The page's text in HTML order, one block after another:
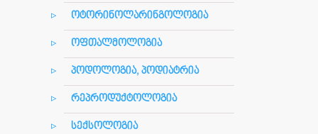
ოტორინოლარინგოლოგია
ოფთალმოლოგია
პოდოლოგია, პოდიატრია
რეპროდუქტოლოგია
სექსოლოგია